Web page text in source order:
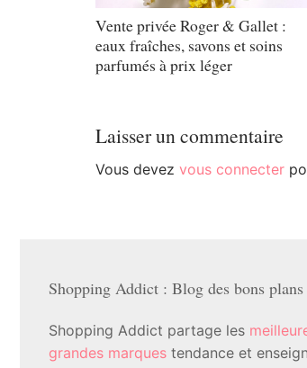
Vente privée Roger & Gallet :
eaux fraîches, savons et soins
parfumés à prix léger
Laisser un commentaire
Vous devez vous connecter
Shopping Addict : Blog des bons
Shopping Addict partage les
grandes marques tendance et